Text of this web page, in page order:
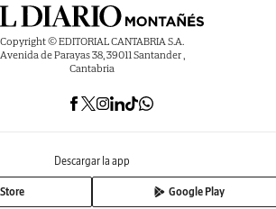
Copyright © EDITORIAL CANTABRIA S.A.
Avenida de Parayas 38, 39011 Santander ,
Cantabria
Descargar la app
Google Play